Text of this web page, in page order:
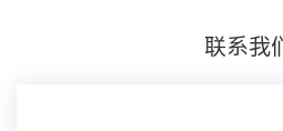
联系我